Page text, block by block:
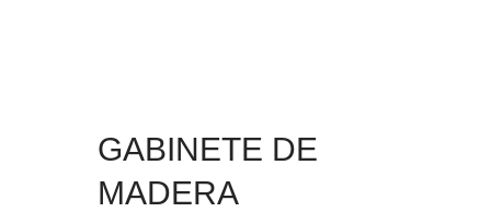
GABINETE DE
MADERA